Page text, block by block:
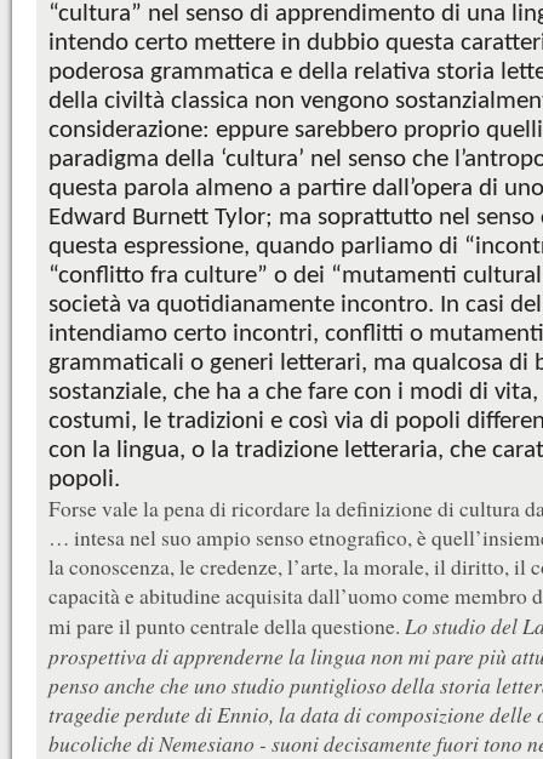
“cultura” nel senso di apprendimento di una
intendo certo mettere in dubbio questa
poderosa grammatica e della relativa storia
della civiltà classica non vengono
considerazione: eppure sarebbero proprio
paradigma della ‘cultura’ nel senso che
questa parola almeno a partire dall’opera di
Edward Burnett Tylor; ma soprattutto nel senso
questa espressione, quando parliamo di
“conflitto fra culture” o dei “mutamenti
società va quotidianamente incontro. In casi
intendiamo certo incontri, conflitti o
grammaticali o generi letterari, ma qualcosa di
sostanziale, che ha a che fare con i modi di
costumi, le tradizioni e così via di popoli
con la lingua, o la tradizione letteraria, che
popoli.
Forse vale la pena di ricordare la definizione di cultura
… intesa nel suo ampio senso etnografico, è
la conoscenza, le credenze, l’arte, la morale, il diritto, il
capacità e abitudine acquisita dall’uomo come membro
mi pare il punto centrale della questione. Lo studio del
prospettiva di apprenderne la lingua non mi pare più
penso anche che uno studio puntiglioso della storia
tragedie perdute di Ennio, la data di composizione
bucoliche di Nemesiano - suoni decisamente fuori tono